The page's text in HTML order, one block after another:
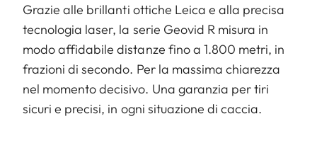
Grazie alle brillanti ottiche Leica e alla precisa
tecnologia laser, la serie Geovid R misura in
modo affidabile distanze fino a 1.800 metri, in
frazioni di secondo. Per la massima chiarezza
nel momento decisivo. Una garanzia per tiri
sicuri e precisi, in ogni situazione di caccia.